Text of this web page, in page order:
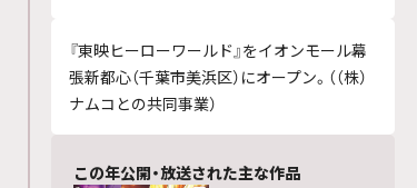
『東映ヒーローワールド』をイオンモール幕
張新都心（千葉市美浜区）にオープン。（（株）
ナムコとの共同事業）
この年公開・放送された主な作品